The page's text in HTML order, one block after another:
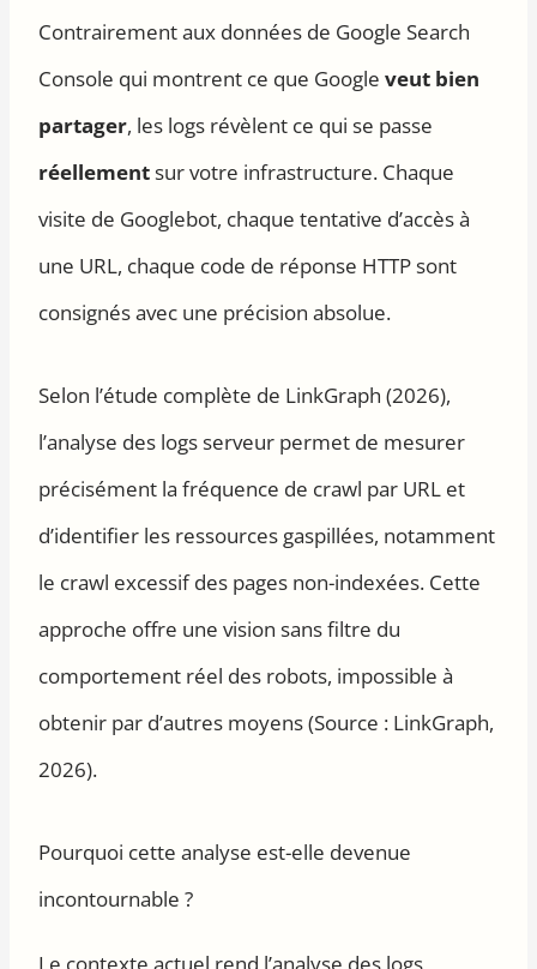
Contrairement aux données de Google Search
Console qui montrent ce que Googleveut bien
partager, les logs révèlent ce qui se passe
réellementsur votre infrastructure. Chaque
visite de Googlebot, chaque tentative d’accès à
une URL, chaque code de réponse HTTP sont
consignés avec une précision absolue.
Selon l’étude complète de LinkGraph (2026),
l’analyse des logs serveur permet de mesurer
précisément la fréquence de crawl par URL et
d’identifier les ressources gaspillées, notamment
le crawl excessif des pages non-indexées. Cette
approche offre une vision sans filtre du
comportement réel des robots, impossible à
obtenir par d’autres moyens (Source : LinkGraph,
2026).
Pourquoi cette analyse est-elle devenue
incontournable ?
Le contexte actuel rend l’analyse des logs